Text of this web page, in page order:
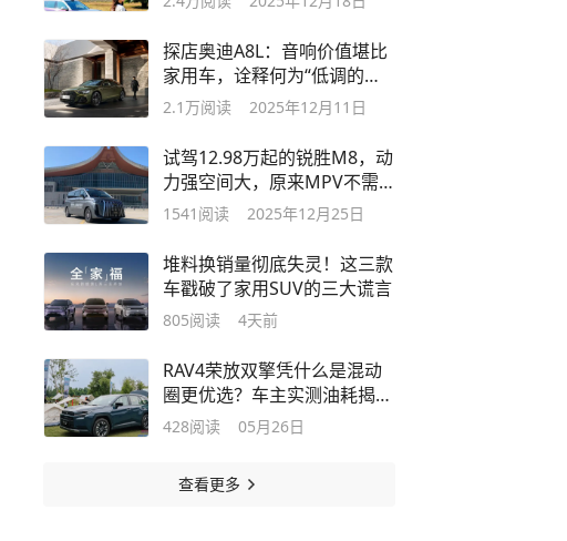
探店奥迪A8L：音响价值堪比
家用车，诠释何为“低调的奢
华”
2.1万阅读 2025年12月11日
试驾12.98万起的锐胜M8，动
力强空间大，原来MPV不需
要这么贵！
1541 阅读 2025年12月25日
堆料换销量彻底失灵！这三款
车戳破了家用SUV的三大谎言
805阅读 4天前
RAV4荣放双擎凭什么是混动
圈更优选？车主实测油耗揭示
答案！
428阅读 05月26日
查看更多